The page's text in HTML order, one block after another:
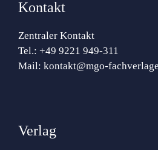
Kontakt
Zentraler Kontakt
Tel.: +49 9221 949-311
Mail: kontakt@mgo-
Verlag